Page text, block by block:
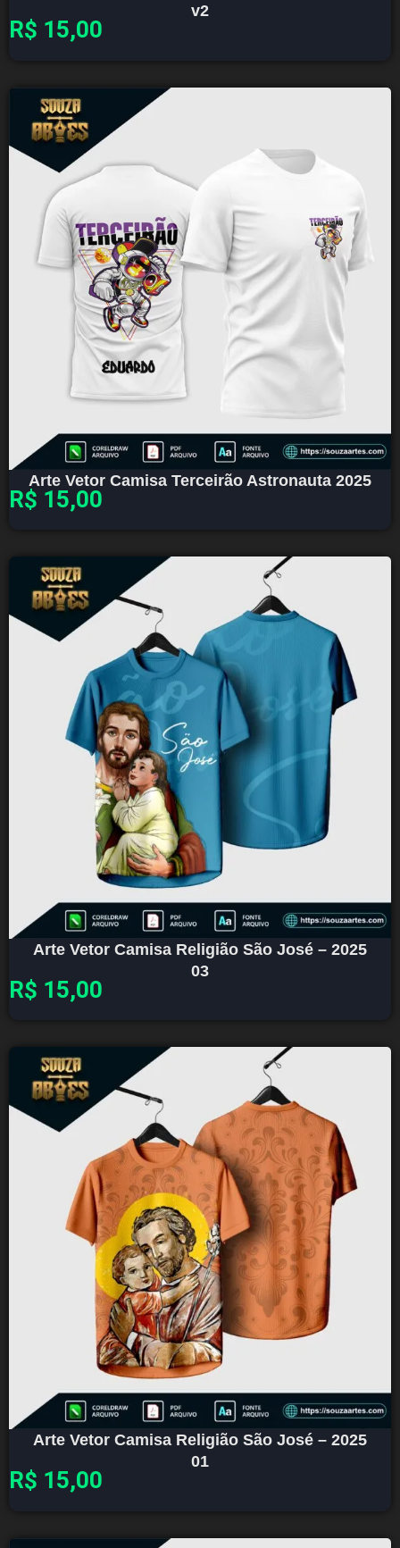
v2
R$ 15,00
Arte Vetor Camisa Terceirão Astronauta 2025
R$ 15,00
Arte Vetor Camisa Religião São José – 2025
03
R$ 15,00
Arte Vetor Camisa Religião São José – 2025
01
R$ 15,00